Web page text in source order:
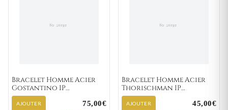
Bracelet Homme Acier
Gostantino IP
jaune,noir Diamant
AJOUTER 75,00€
Bracelet Homme Acier
Thorischman IP
jaune,noir Diamant
AJOUTER 45,00€